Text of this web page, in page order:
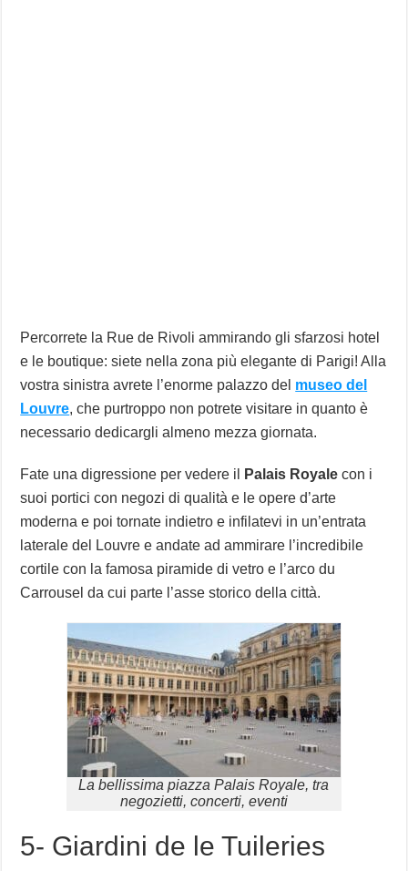
Percorrete la Rue de Rivoli ammirando gli sfarzosi hotel
e le boutique: siete nella zona più elegante di Parigi! Alla
vostra sinistra avrete l’enorme palazzo del museo del
Louvre, che purtroppo non potrete visitare in quanto è
necessario dedicargli almeno mezza giornata.
Fate una digressione per vedere il Palais Royale con i
suoi portici con negozi di qualità e le opere d’arte
moderna e poi tornate indietro e infilatevi in un’entrata
laterale del Louvre e andate ad ammirare l’incredibile
cortile con la famosa piramide di vetro e l’arco du
Carrousel da cui parte l’asse storico della città.
La bellissima piazza Palais Royale, tra
negozietti, concerti, eventi
5- Giardini de le Tuileries